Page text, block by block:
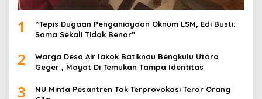
1
“Tepis Dugaan Penganiayaan Oknum LSM, Edi Busti:
Sama Sekali Tidak Benar”
2
Warga Desa Air lakok Batiknau Bengkulu Utara
Geger , Mayat Di Temukan Tampa Identitas
3
NU Minta Pesantren Tak Terprovokasi Teror Orang